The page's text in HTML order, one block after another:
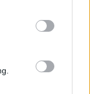
in below Google